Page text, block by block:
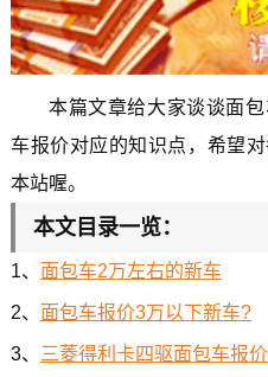
本篇文章给大家谈谈面
车报价对应的知识点，希望
本站喔。
本文目录一览：
1、 面包车2万左右的新车
2、 面包车报价3万以下新车?
3、 三菱得利卡四驱面包车报